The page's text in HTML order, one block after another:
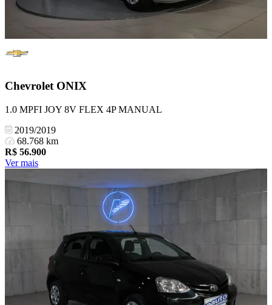
Chevrolet ONIX
1.0 MPFI JOY 8V FLEX 4P MANUAL
2019/2019
68.768 km
R$ 56.900
Ver mais